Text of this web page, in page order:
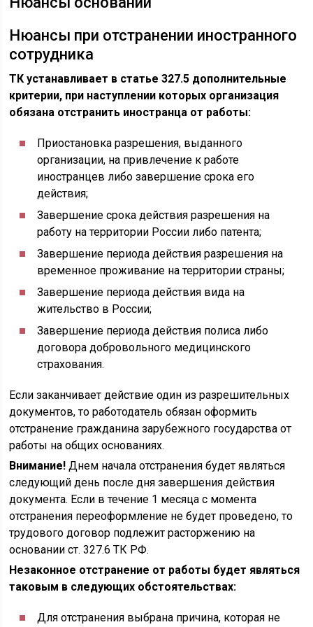
Нюансы при отстранении иностранного
сотрудника
ТК устанавливает в статье 327.5 дополнительные
критерии, при наступлении которых организация
обязана отстранить иностранца от работы:
Приостановка разрешения, выданного
организации, на привлечение к работе
иностранцев либо завершение срока его
действия;
Завершение срока действия разрешения на
работу на территории России либо патента;
Завершение периода действия разрешения на
временное проживание на территории страны;
Завершение периода действия вида на
жительство в России;
Завершение периода действия полиса либо
договора добровольного медицинского
страхования.
Если заканчивает действие один из разрешительных
документов, то работодатель обязан оформить
отстранение гражданина зарубежного государства от
работы на общих основаниях.
Внимание! Днем начала отстранения будет являться
следующий день после дня завершения действия
документа. Если в течение 1 месяца с момента
отстранения переоформление не будет проведено, то
трудового договор подлежит расторжению на
основании ст. 327.6 ТК РФ.
Незаконное отстранение от работы будет являться
таковым в следующих обстоятельствах:
Для отстранения выбрана причина, которая не